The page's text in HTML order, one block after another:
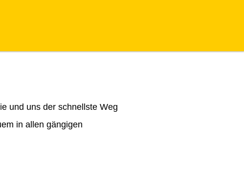
und uns der schnellste Weg
in allen gängigen